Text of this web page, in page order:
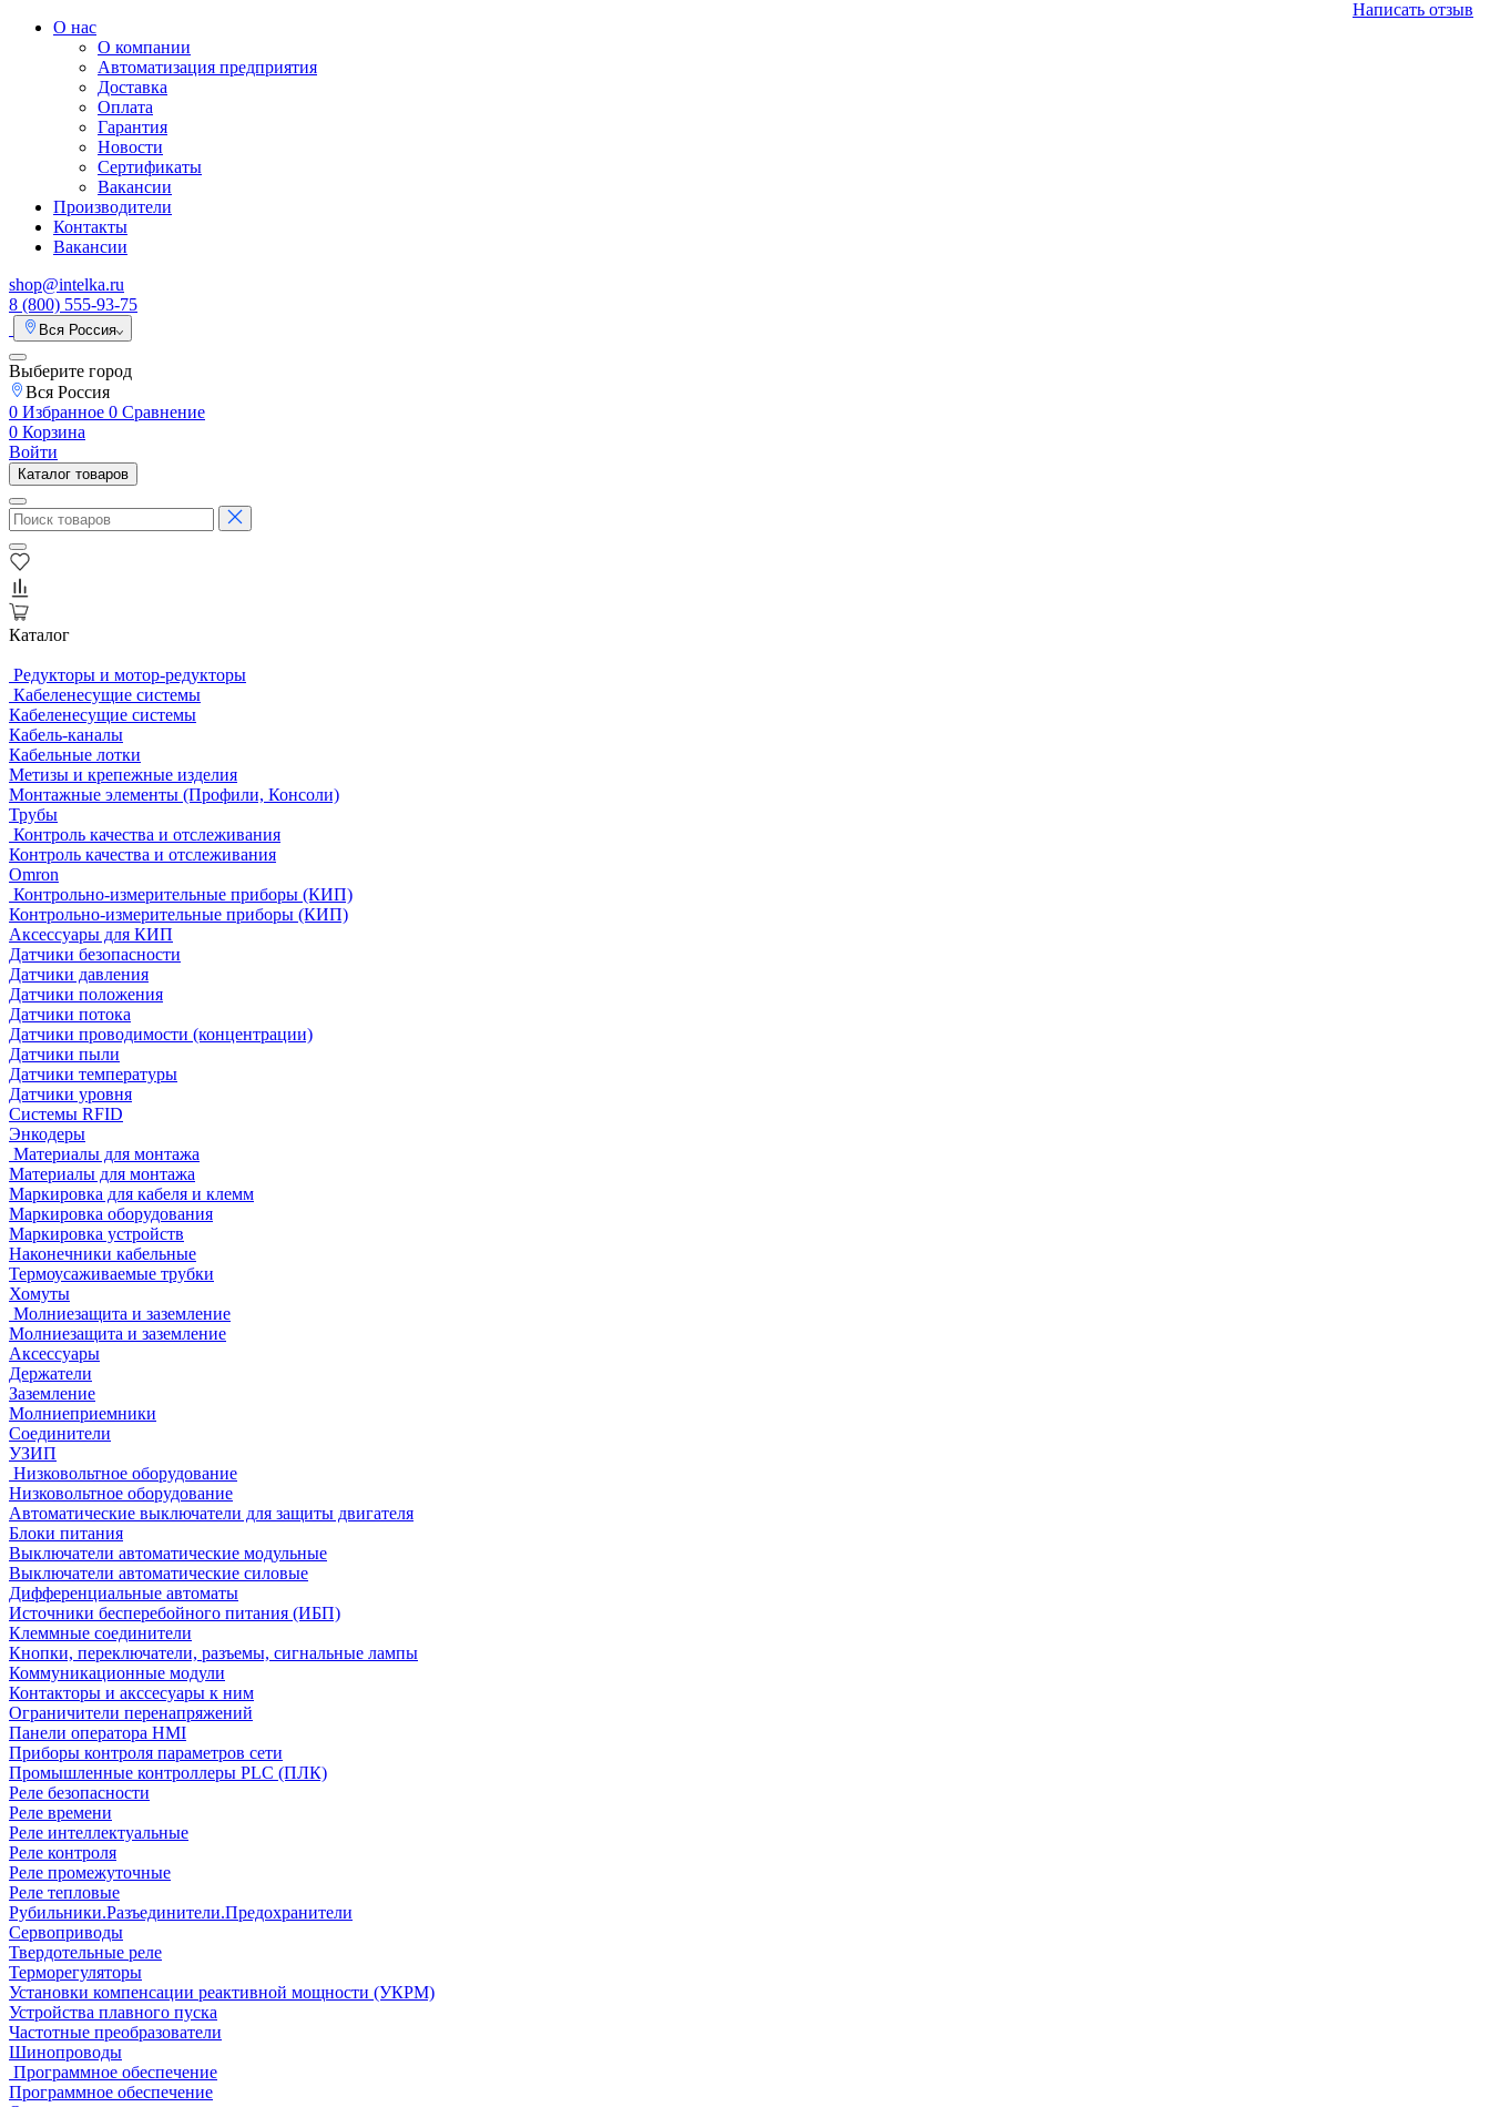
О нас
О компании
Автоматизация предприятия
Доставка
Оплата
Гарантия
Новости
Сертификаты
Вакансии
Производители
Контакты
Вакансии
shop@intelka.ru
8 (800) 555-93-75
Вся Россия
Выберите город
Вся Россия
0 Избранное 0 Сравнение
0 Корзина
Войти
Каталог товаров
Каталог
Редукторы и мотор-редукторы
Кабеленесущие системы
Кабеленесущие системы
Кабель-каналы
Кабельные лотки
Метизы и крепежные изделия
Монтажные элементы (Профили, Консоли)
Трубы
Контроль качества и отслеживания
Контроль качества и отслеживания
Omron
Контрольно-измерительные приборы (КИП)
Контрольно-измерительные приборы (КИП)
Аксессуары для КИП
Датчики безопасности
Датчики давления
Датчики положения
Датчики потока
Датчики проводимости (концентрации)
Датчики пыли
Датчики температуры
Датчики уровня
Системы RFID
Энкодеры
Материалы для монтажа
Материалы для монтажа
Маркировка для кабеля и клемм
Маркировка оборудования
Маркировка устройств
Наконечники кабельные
Термоусаживаемые трубки
Хомуты
Молниезащита и заземление
Молниезащита и заземление
Аксессуары
Держатели
Заземление
Молниеприемники
Соединители
УЗИП
Низковольтное оборудование
Низковольтное оборудование
Автоматические выключатели для защиты двигателя
Блоки питания
Выключатели автоматические модульные
Выключатели автоматические силовые
Дифференциальные автоматы
Источники бесперебойного питания (ИБП)
Клеммные соединители
Кнопки, переключатели, разъемы, сигнальные лампы
Коммуникационные модули
Контакторы и акссесуары к ним
Ограничители перенапряжений
Панели оператора HMI
Приборы контроля параметров сети
Промышленные контроллеры PLC (ПЛК)
Реле безопасности
Реле времени
Реле интеллектуальные
Реле контроля
Реле промежуточные
Реле тепловые
Рубильники.Разъединители.Предохранители
Сервоприводы
Твердотельные реле
Терморегуляторы
Установки компенсации реактивной мощности (УКРМ)
Устройства плавного пуска
Частотные преобразователи
Шинопроводы
Программное обеспечение
Программное обеспечение
Написать отзыв